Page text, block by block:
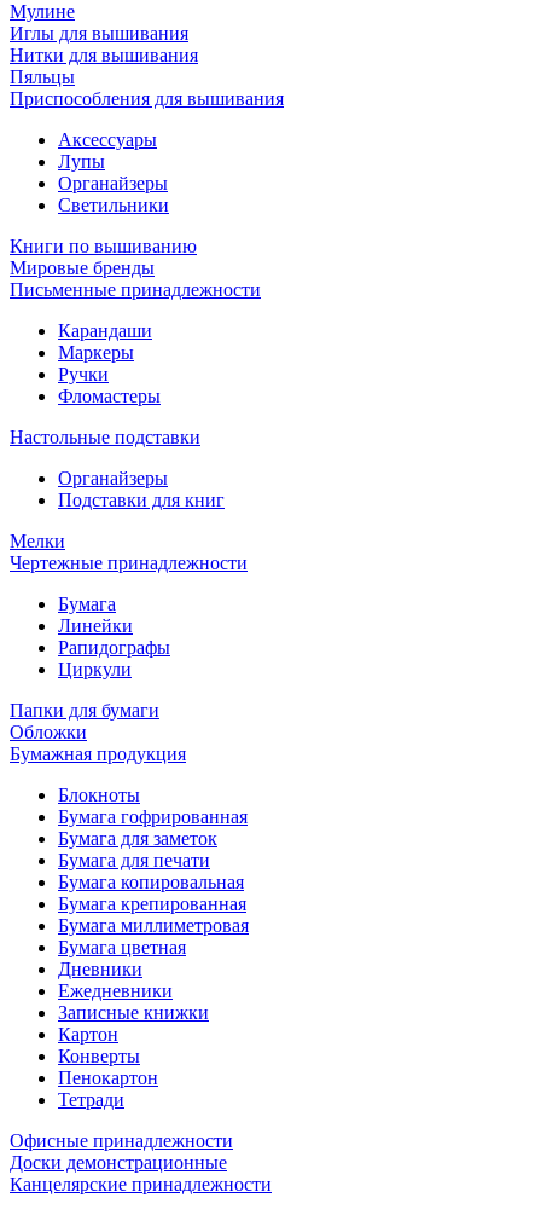
Мулине
Иглы для вышивания
Нитки для вышивания
Пяльцы
Приспособления для вышивания
Аксессуары
Лупы
Органайзеры
Светильники
Книги по вышиванию
Мировые бренды
Письменные принадлежности
Карандаши
Маркеры
Ручки
Фломастеры
Настольные подставки
Органайзеры
Подставки для книг
Мелки
Чертежные принадлежности
Бумага
Линейки
Рапидографы
Циркули
Папки для бумаги
Обложки
Бумажная продукция
Блокноты
Бумага гофрированная
Бумага для заметок
Бумага для печати
Бумага копировальная
Бумага крепированная
Бумага миллиметровая
Бумага цветная
Дневники
Ежедневники
Записные книжки
Картон
Конверты
Пенокартон
Тетради
Офисные принадлежности
Доски демонстрационные
Канцелярские принадлежности